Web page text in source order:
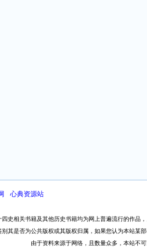
心典资源站
四史相关书籍及其他历史书籍均为网上普遍流行的作品
其是否为公共版权或其版权归属，如果您认为本站某
由于资料来源于网络，且数量众多，本站不